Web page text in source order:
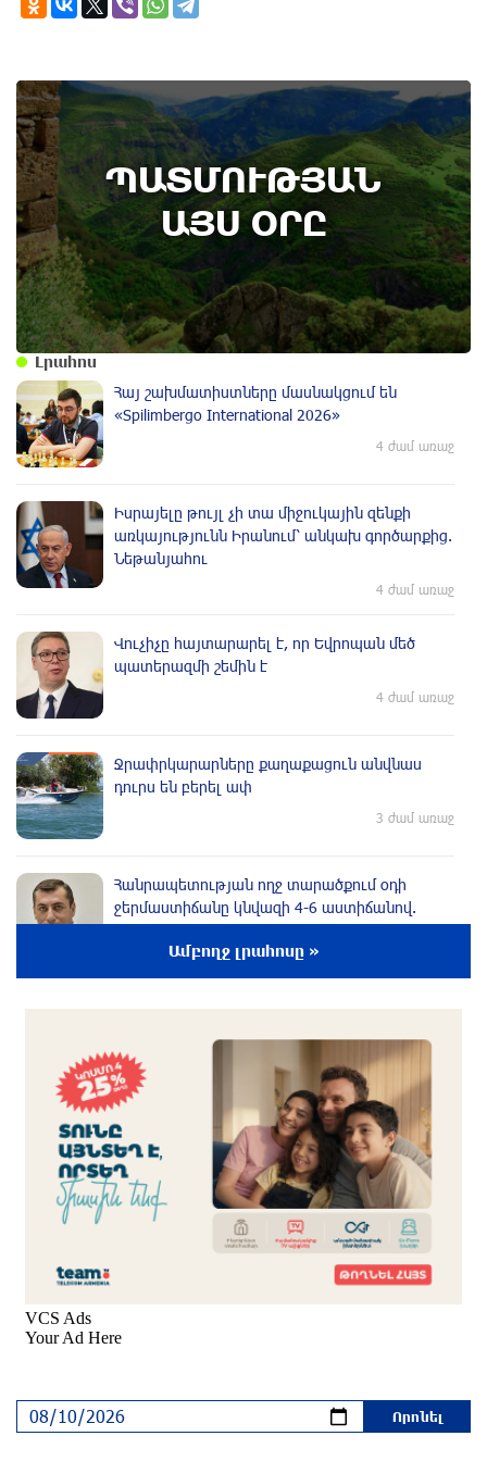
ՊԱՏՄՈՒԹՅԱՆ
ԱՅՍ ՕՐԸ
10th of August
Անտառային հրդեհներից պաշտպանության
օր. պատմության այս օրը (9 օգոստոս)
Լրահոս
Հայ շախմատիստները մասնակցում են
«Spilimbergo International 2026»
4 ժամ առաջ
Իսրայելը թույլ չի տա միջnւկային զենքի
առկայությունն Իրանում՝ անկախ գործարքից.
Նեթանյահու
4 ժամ առաջ
Վուչիչը հայտարարել է, որ Եվրոպան մեծ
պատերազմի շեմին է
4 ժամ առաջ
Ջրափրկարարները քաղաքացուն անվնաս
դուրս են բերել ափ
3 ժամ առաջ
Հանրապետության ողջ տարածքում օդի
ջերմաստիճանը կնվազի 4-6 աստիճանով.
Սուրենյան (տեսանյութ)
3 ժամ առաջ
Թրամփը հայտարարել է, որ ԱՄՆ-ն Իրանի
հետ «զուսպ է գործում»՝ ընդգծելով
տնտեսական ճնշումը. Axios
3 ժամ առաջ
Իրանի խորհրդարանական հանձնաժողովը
հավանություն է տվել Հորմուզի նեղուցի
Առնվազն յոթ մարդ է զոհվել Եմենի Էլ-Մահա
նավահանգստի վրա առավոտյան հութիների
Ամբողջ լրահոսը »